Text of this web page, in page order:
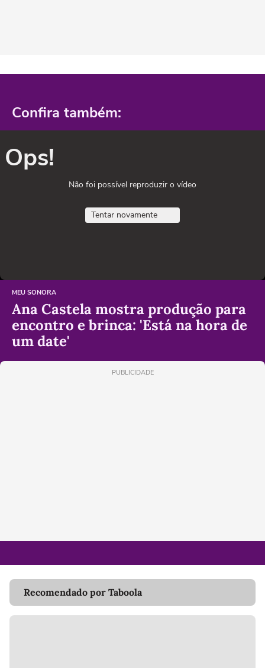
Confira também:
Ops!
Não foi possível reproduzir o vídeo
Tentar novamente
MEU SONORA
Ana Castela mostra produção para
encontro e brinca: 'Está na hora de
um date'
PUBLICIDADE
Recomendado por Taboola